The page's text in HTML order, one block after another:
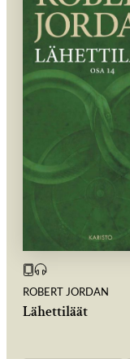
ROBERT JORDAN
Lähettiläät